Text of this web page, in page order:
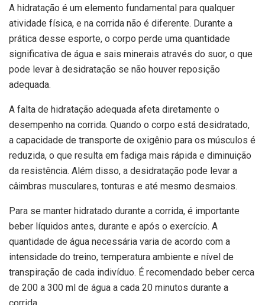
A hidratação é um elemento fundamental para qualquer
atividade física, e na corrida não é diferente. Durante a
prática desse esporte, o corpo perde uma quantidade
significativa de água e sais minerais através do suor, o que
pode levar à desidratação se não houver reposição
adequada.
A falta de hidratação adequada afeta diretamente o
desempenho na corrida. Quando o corpo está desidratado,
a capacidade de transporte de oxigênio para os músculos é
reduzida, o que resulta em fadiga mais rápida e diminuição
da resistência. Além disso, a desidratação pode levar a
câimbras musculares, tonturas e até mesmo desmaios.
Para se manter hidratado durante a corrida, é importante
beber líquidos antes, durante e após o exercício. A
quantidade de água necessária varia de acordo com a
intensidade do treino, temperatura ambiente e nível de
transpiração de cada indivíduo. É recomendado beber cerca
de 200 a 300 ml de água a cada 20 minutos durante a